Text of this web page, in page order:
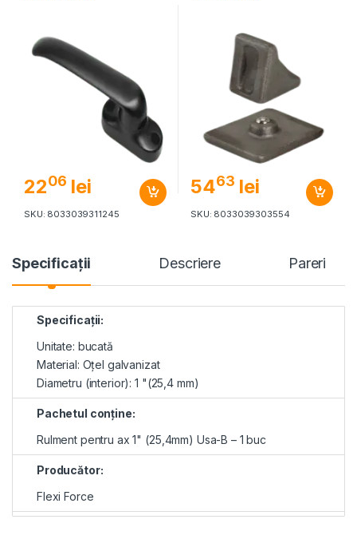
2206 lei
SKU: 8033039311245
5463 lei
SKU: 8033039303554
Specificaţii Descriere Pareri
Specificații:
Unitate: bucată
Material: Oțel galvanizat
Diametru (interior): 1 "(25,4 mm)
Pachetul conţine:
Rulment pentru ax 1" (25,4mm) Usa-B – 1 buc
Producător:
Flexi Force